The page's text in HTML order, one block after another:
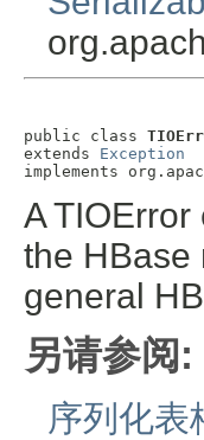
public class
extends Exception
implements
A
the HBase
general
另请参阅:
序列化表